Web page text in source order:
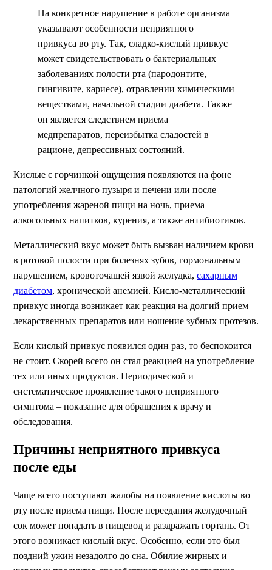
На конкретное нарушение в работе организма
указывают особенности неприятного
привкуса во рту. Так, сладко-кислый привкус
может свидетельствовать о бактериальных
заболеваниях полости рта (пародонтите,
гингивите, кариесе), отравлении химическими
веществами, начальной стадии диабета. Также
он является следствием приема
медпрепаратов, переизбытка сладостей в
рационе, депрессивных состояний.
Кислые с горчинкой ощущения появляются на фоне
патологий желчного пузыря и печени или после
употребления жареной пищи на ночь, приема
алкогольных напитков, курения, а также антибиотиков.
Металлический вкус может быть вызван наличием крови
в ротовой полости при болезнях зубов, гормональным
нарушением, кровоточащей язвой желудка, сахарным
диабетом, хронической анемией. Кисло-металлический
привкус иногда возникает как реакция на долгий прием
лекарственных препаратов или ношение зубных протезов.
Если кислый привкус появился один раз, то беспокоится
не стоит. Скорей всего он стал реакцией на употребление
тех или иных продуктов. Периодической и
систематическое проявление такого неприятного
симптома – показание для обращения к врачу и
обследования.
Причины неприятного привкуса
после еды
Чаще всего поступают жалобы на появление кислоты во
рту после приема пищи. После переедания желудочный
сок может попадать в пищевод и раздражать гортань. От
этого возникает кислый вкус. Особенно, если это был
поздний ужин незадолго до сна. Обилие жирных и